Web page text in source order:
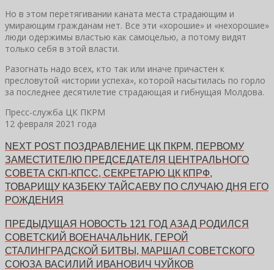
Но в этом перетягивании каната места страдающим и
умирающим гражданам нет. Все эти «хорошие» и «нехорошие»
люди одержимы властью как самоцелью, а потому видят
только себя в этой власти.
Разогнать надо всех, кто так или иначе причастен к
пресловутой «истории успеха», которой насытилась по горло
за последнее десятилетие страдающая и гибнущая Молдова.
Пресс-служба ЦК ПКРМ
12 февраля 2021 года
NEXT POST ПОЗДРАВЛЕНИЕ ЦК ПКРМ, ПЕРВОМУ
ЗАМЕСТИТЕЛЮ ПРЕДСЕДАТЕЛЯ ЦЕНТРАЛЬНОГО
СОВЕТА СКП-КПСС, СЕКРЕТАРЮ ЦК КПРФ,
ТОВАРИЩУ КАЗБЕКУ ТАЙСАЕВУ ПО СЛУЧАЮ ДНЯ ЕГО
РОЖДЕНИЯ
ПРЕДЫДУЩАЯ НОВОСТЬ 121 ГОД АЗАД РОДИЛСЯ
СОВЕТСКИЙ ВОЕНАЧАЛЬНИК, ГЕРОЙ
СТАЛИНГРАДСКОЙ БИТВЫ, МАРШАЛ СОВЕТСКОГО
СОЮЗА ВАСИЛИЙ ИВАНОВИЧ ЧУЙКОВ